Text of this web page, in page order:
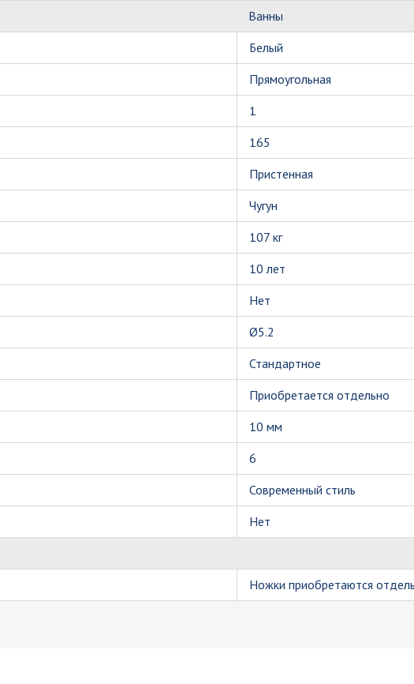
Ванны
Белый
Прямоугольная
1
165
Пристенная
Чугун
107 кг
10 лет
Нет
Ø5.2
Стандартное
Приобретается отдельно
10 мм
6
Современный стиль
Нет
Ножки приобретаются